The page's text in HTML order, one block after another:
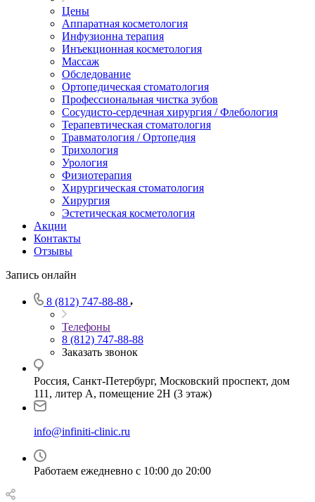
Цены
Аппаратная косметология
Инфузионна терапия
Инъекционная косметология
Массаж
Обследование
Ортопедическая стоматология
Профессиональная чистка зубов
Сосудисто-сердечная хирургия / Флебология
Терапевтическая стоматология
Травматология / Ортопедия
Трихология
Урология
Физиотерапия
Хирургическая стоматология
Хирургия
Эстетическая косметология
Акции
Контакты
Отзывы
Запись онлайн
8 (812) 747-88-88
Телефоны
8 (812) 747-88-88
Заказать звонок
Россия, Санкт-Петербург, Московский проспект, дом
111, литер А, помещение 2Н (3 этаж)
info@infiniti-clinic.ru
Работаем ежедневно с 10:00 до 20:00